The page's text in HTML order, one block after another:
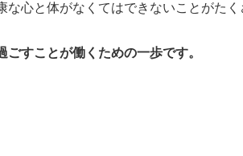
な心と体がなくてはできないことがたく
ごすことが働くための一歩です。